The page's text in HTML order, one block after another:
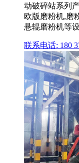
动破碎站系列
欧版磨粉机,磨
悬辊磨粉机等
联系电话: 180